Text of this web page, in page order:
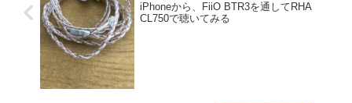
iPhoneから、FiiO BTR3を通してRHA
CL750で聴いてみる